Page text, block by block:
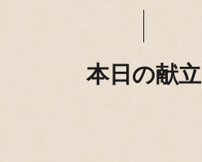
本日の献立